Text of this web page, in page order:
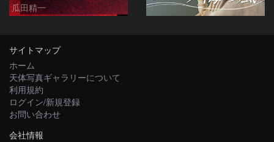
瓜田精一
サイトマップ
ホーム
天体写真ギャラリーについて
利用規約
ログイン/新規登録
お問い合わせ
会社情報